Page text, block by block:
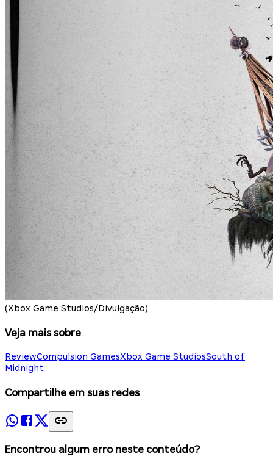
(Xbox Game Studios/Divulgação)
Veja mais sobre
ReviewCompulsion GamesXbox Game StudiosSouth of
Midnight
Compartilhe em suas redes
Encontrou algum erro neste conteúdo?